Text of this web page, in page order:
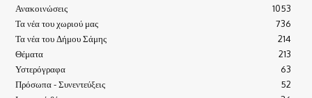
Ανακοινώσεις
1053
Τα νέα του χωριού μας
736
Τα νέα του Δήμου Σάμης
214
Θέματα
213
Υστερόγραφα
63
Πρόσωπα - Συνεντεύξεις
52